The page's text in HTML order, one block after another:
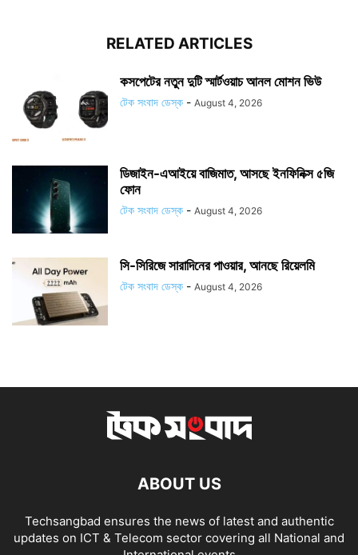
RELATED ARTICLES
কসপেটের নতুন দুটি স্মার্টওয়াচ আনল মোশন ভিউ
টেক সংবাদ ডেস্ক - August 4, 2026
ডিজাইন-এআইয়ে বাজিমাত, আসছে ইনফিনিক্স ৫জি
ফোন
টেক সংবাদ ডেস্ক - August 4, 2026
সি-সিরিজে সারাদিনের পাওয়ার, আনছে রিয়েলমি
টেক সংবাদ ডেস্ক - August 4, 2026
ABOUT US
Techsangbad ensures the news of latest and authentic
updates on ICT & Telecom sector covering all National and